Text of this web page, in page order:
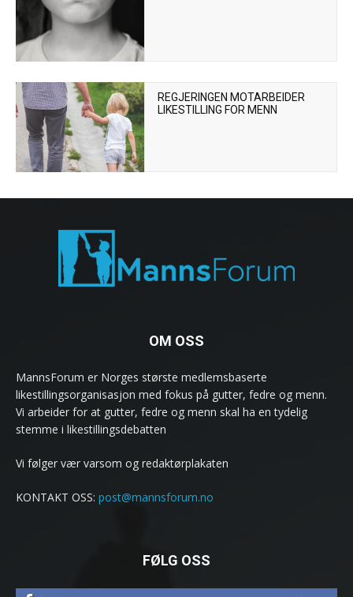
REGJERINGEN MOTARBEIDER
LIKESTILLING FOR MENN
OM OSS
MannsForum er Norges største medlemsbaserte
likestillingsorganisasjon med fokus på gutter, fedre og menn.
Vi arbeider for at gutter, fedre og menn skal ha en tydelig
stemme i likestillingsdebatten
Vi følger vær varsom og redaktørplakaten
KONTAKT OSS: post@mannsforum.no
FØLG OSS